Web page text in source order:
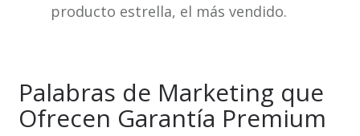
producto estrella, el más vendido.
Palabras de Marketing que
Ofrecen Garantía Premium